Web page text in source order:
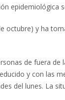
epidemiológica
octubre) y ha
de fuera de
y con las
del lunes. La